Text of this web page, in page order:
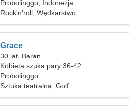
Probolinggo, Indonezja
Rock'n'roll, Wędkarstwo
Grace
30 lat, Baran
Kobieta szuka pary 36-42
Probolinggo
Sztuka teatralna, Golf